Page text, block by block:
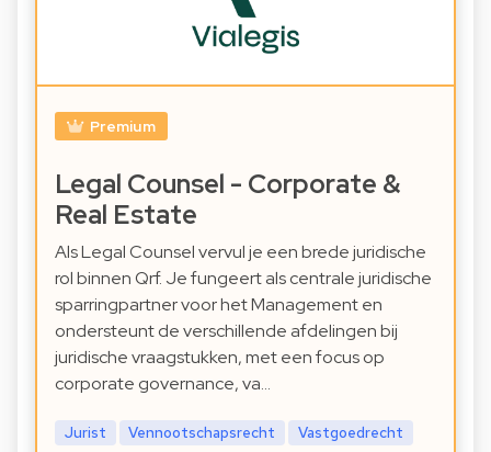
Premium
Legal Counsel - Corporate &
Real Estate
Als Legal Counsel vervul je een brede juridische
rol binnen Qrf. Je fungeert als centrale juridische
sparringpartner voor het Management en
ondersteunt de verschillende afdelingen bij
juridische vraagstukken, met een focus op
corporate governance, va…
Jurist Vennootschapsrecht Vastgoedrecht